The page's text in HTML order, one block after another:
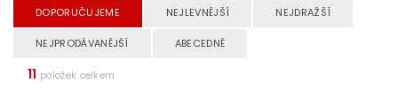
DOPORUČUJEME NEJLEVNĚJŠÍ NEJDRAŽŠÍ
NEJPRODÁVANĚJŠÍ ABECEDNĚ
11 položek celkem